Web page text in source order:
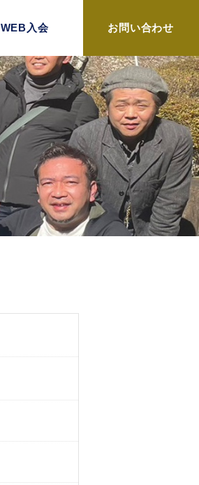
WEB入会 お問い合わせ